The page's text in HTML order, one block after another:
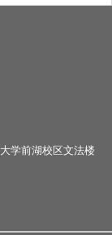
大学前湖校区文法楼